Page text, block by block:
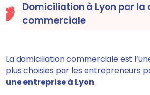
Domiciliation à Lyon par
commerciale
La domiciliation commerciale est
plus choisies par les entrepreneurs
une entreprise à Lyon.